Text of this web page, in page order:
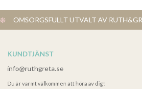
OMSORGSFULLT UTVALT AV
KUNDTJÄNST
info@ruthgreta.se
Du är varmt välkommen att höra av dig!